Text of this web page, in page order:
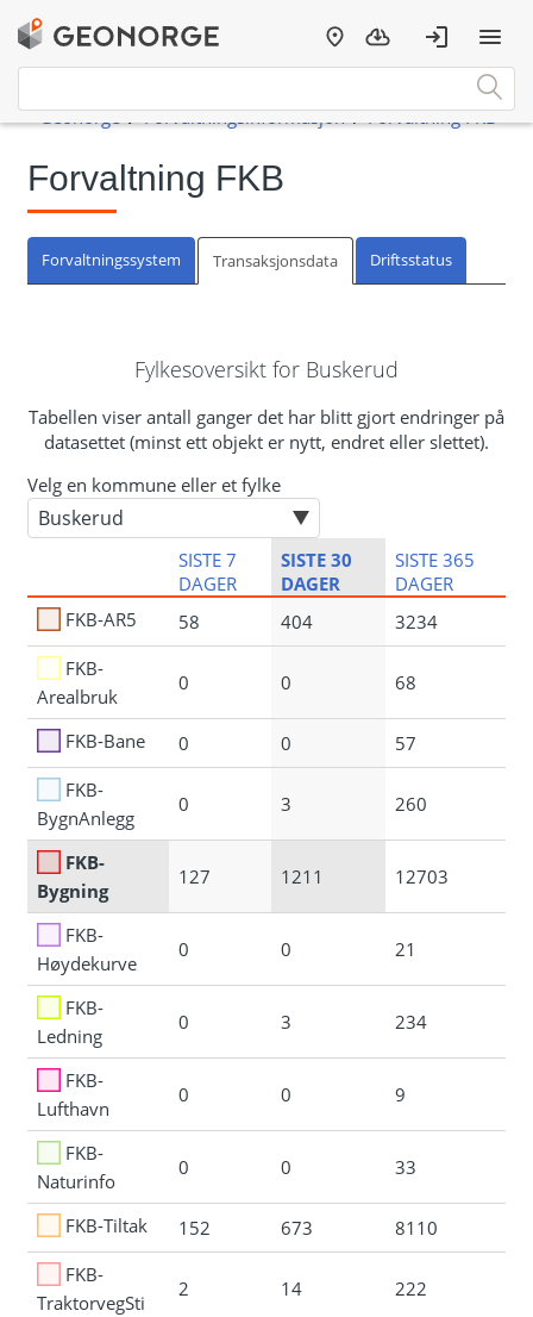
Forvaltning FKB
Forvaltningssystem Transaksjonsdata Driftsstatus
Fylkesoversikt for Buskerud
Tabellen viser antall ganger det har blitt gjort endringer på
datasettet (minst ett objekt er nytt, endret eller slettet).
Velg en kommune eller et fylke
SISTE 7
DAGER
SISTE 30
DAGER
SISTE 365
DAGER
FKB-AR5
58 404
3234
FKB-
Arealbruk
0 0 68
FKB-Bane 0 0
57
FKB-
BygnAnlegg
0 3 260
FKB-
Bygning
127 1211 12703
FKB-
Høydekurve
0 0 21
FKB-
Ledning
0 3 234
FKB-
Lufthavn
0 0 9
FKB-
Naturinfo
0 0 33
FKB-Tiltak 152 673
8110
FKB-
TraktorvegSti
2 14 222